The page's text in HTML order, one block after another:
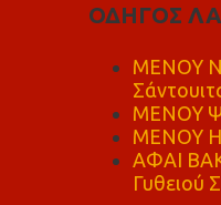
ΟΔΗΓΟΣ
MENOY
ΜΕΝΟΥ
ΜΕΝΟΥ
ΑΦΑΙ
Γυθειού